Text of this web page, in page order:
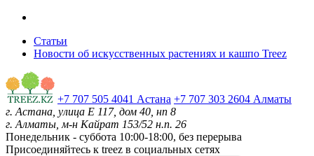
Статьи
Новости об искусственных растениях и кашпо Treez
+7 707 505 4041 Астана +7 707 303 2604 Алматы
г. Астана, улица Е 117, дом 40, нп 8
г. Алматы, м-н Кайрат 153/52 н.п. 26
Понедельник - суббота 10:00-18:00, без перерыва
Присоединяйтесь к treez в социальных сетях